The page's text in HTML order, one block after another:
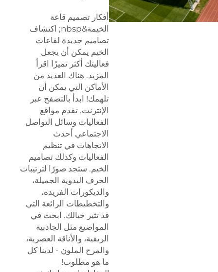
أفكار تصميم قاعة
الخيمة&nbsp; اكتشاف
تصاميم جديدة لقاعات
الخيم يمكن أن يجعل
فعاليتك أكثر تميزًا اقرأ
المزيد. هناك العديد من
الأماكن التي يمكن أن
تلهمك! ابدأ بالتصفح عبر
الإنترنت. تقدم مواقع
الفعاليات وسائل التواصل
الاجتماعي أحدث
الاتجاهات في تنظيم
الفعاليات وكذلك تصاميم
الخيم. ستجد صورًا لترتيبات
الحرف اليدوية الجميلة،
والديكورات الفريدة،
والتخطيطات الرائعة التي
قد تثير خيالك. ابحث في
المواضيع مثل الجاذبية
الريفية، والأناقة العصرية،
والمرح الملون - لدينا كل
ما هو مطلوب!